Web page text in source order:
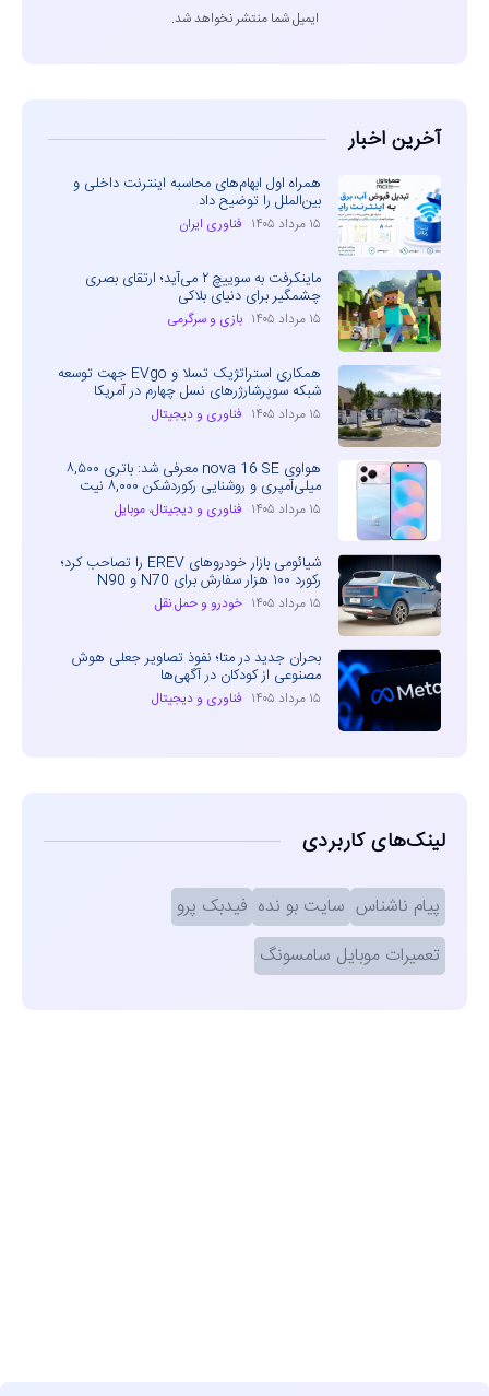
ایمیل شما منتشر نخواهد شد.
آخرین اخبار
همراه اول ابهام‌های محاسبه اینترنت داخلی و
بین‌الملل را توضیح داد
۱۵ مرداد ۱۴۰۵ فناوری ایران
ماینکرفت به سوییچ ۲ می‌آید؛ ارتقای بصری
چشمگیر برای دنیای بلاکی
۱۵ مرداد ۱۴۰۵ بازی و سرگرمی
همکاری استراتژیک تسلا و EVgo جهت توسعه
شبکه سوپرشارژرهای نسل چهارم در آمریکا
۱۵ مرداد ۱۴۰۵ فناوری و دیجیتال
هواوی nova 16 SE معرفی شد: باتری ۸,۵۰۰
میلی‌آمپری و روشنایی رکوردشکن ۸,۰۰۰ نیت
۱۵ مرداد ۱۴۰۵ فناوری و دیجیتال، موبایل
شیائومی بازار خودروهای EREV را تصاحب کرد؛
رکورد ۱۰۰ هزار سفارش برای N70 و N90
۱۵ مرداد ۱۴۰۵ خودرو و حمل نقل
بحران جدید در متا؛ نفوذ تصاویر جعلی هوش
مصنوعی از کودکان در آگهی‌ها
۱۵ مرداد ۱۴۰۵ فناوری و دیجیتال
لینک‌های کاربردی
پیام ناشناس سایت بو نده فیدبک پرو
تعمیرات موبایل سامسونگ